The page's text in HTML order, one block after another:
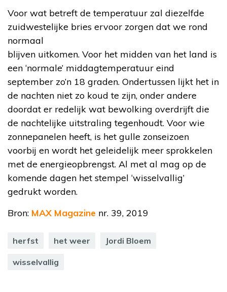
Voor wat betreft de temperatuur zal diezelfde
zuidwestelijke bries ervoor zorgen dat we rond
normaal
blijven uitkomen. Voor het midden van het land is
een ‘normale’ middagtemperatuur eind
september zo’n 18 graden. Ondertussen lijkt het in
de nachten niet zo koud te zijn, onder andere
doordat er redelijk wat bewolking overdrijft die
de nachtelijke uitstraling tegenhoudt. Voor wie
zonnepanelen heeft, is het gulle zonseizoen
voorbij en wordt het geleidelijk meer sprokkelen
met de energieopbrengst. Al met al mag op de
komende dagen het stempel ‘wisselvallig’
gedrukt worden.
Bron: MAX Magazine nr. 39, 2019
herfst het weer Jordi Bloem
wisselvallig